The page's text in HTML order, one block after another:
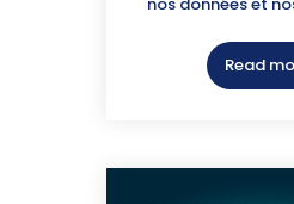
Read